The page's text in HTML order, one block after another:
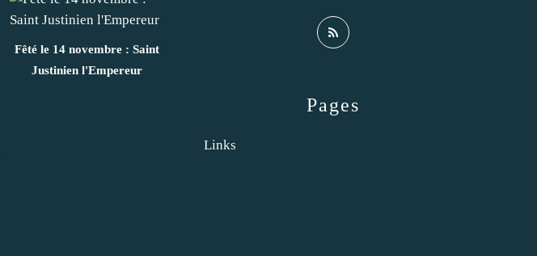
Fêté le 14 novembre : Saint
Justinien l'Empereur
Pages
Links